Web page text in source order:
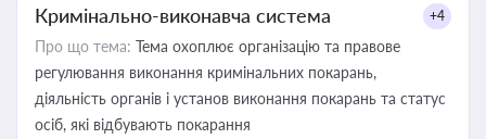
Кримінально-виконавча система +4
Про що тема: Тема охоплює організацію та правове
регулювання виконання кримінальних покарань,
діяльність органів і установ виконання покарань та статус
осіб, які відбувають покарання